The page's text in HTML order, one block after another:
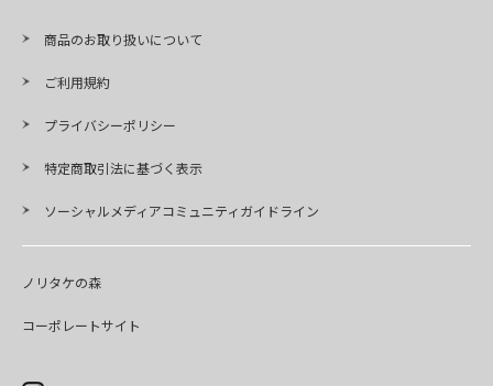
商品のお取り扱いについて
ご利用規約
プライバシーポリシー
特定商取引法に基づく表示
ソーシャルメディアコミュニティガイドライン
ノリタケの森
コーポレートサイト